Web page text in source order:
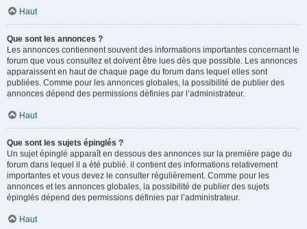
Haut
Que sont les annonces ?
Les annonces contiennent souvent des informations importantes concernant le
forum que vous consultez et doivent être lues dès que possible. Les annonces
apparaissent en haut de chaque page du forum dans lequel elles sont
publiées. Comme pour les annonces globales, la possibilité de publier des
annonces dépend des permissions définies par l’administrateur.
Haut
Que sont les sujets épinglés ?
Un sujet épinglé apparaît en dessous des annonces sur la première page du
forum dans lequel il a été publié. il contient des informations relativement
importantes et vous devez le consulter régulièrement. Comme pour les
annonces et les annonces globales, la possibilité de publier des sujets
épinglés dépend des permissions définies par l’administrateur.
Haut